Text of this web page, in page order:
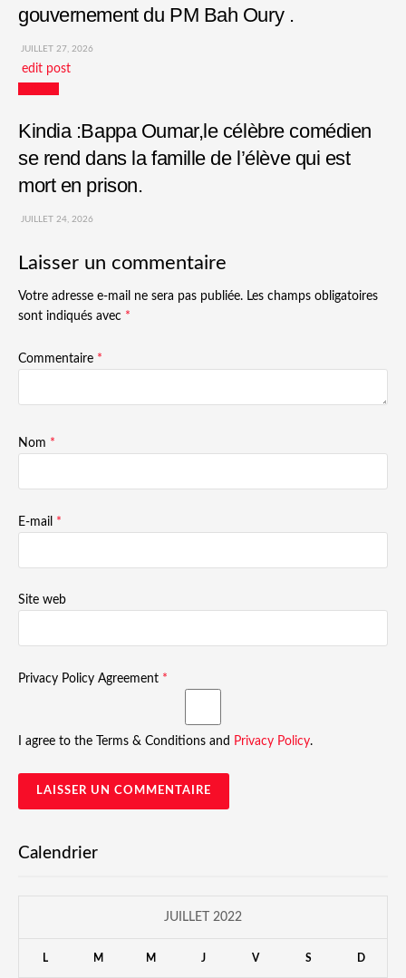
gouvernement du PM Bah Oury .
JUILLET 27, 2026
edit post
Kindia :Bappa Oumar,le célèbre comédien
se rend dans la famille de l’élève qui est
mort en prison.
JUILLET 24, 2026
Laisser un commentaire
Votre adresse e-mail ne sera pas publiée. Les champs obligatoires
sont indiqués avec *
Commentaire *
Nom *
E-mail *
Site web
Privacy Policy Agreement *
I agree to the Terms & Conditions and Privacy Policy.
Calendrier
JUILLET 2022
L M M J V S D